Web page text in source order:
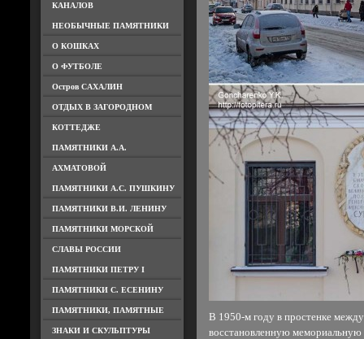
КАНАЛОВ
НЕОБЫЧНЫЕ ПАМЯТНИКИ
О КОШКАХ
О ФУТБОЛЕ
Остров САХАЛИН
ОТДЫХ В ЗАГОРОДНОМ
КОТТЕДЖЕ
ПАМЯТНИКИ А.А.
АХМАТОВОЙ
ПАМЯТНИКИ А.С. ПУШКИНУ
ПАМЯТНИКИ В.И. ЛЕНИНУ
ПАМЯТНИКИ МОРСКОЙ
СЛАВЫ РОССИИ
ПАМЯТНИКИ ПЕТРУ I
ПАМЯТНИКИ С. ЕСЕНИНУ
ПАМЯТНИКИ, ПАМЯТНЫЕ
ЗНАКИ И СКУЛЬПТУРЫ
В 1950-м году в простенке
восстановленную мемориальную